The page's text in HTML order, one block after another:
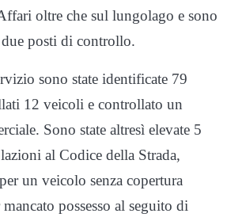
oltre che sul lungolago e sono
posti di controllo.
sono state identificate 79
12 veicoli e controllato un
Sono state altresì elevate 5
al Codice della Strada,
un veicolo senza copertura
possesso al seguito di